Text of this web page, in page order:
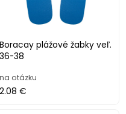
Boracay plážové žabky veľ.
36-38
na otázku
2.08 €